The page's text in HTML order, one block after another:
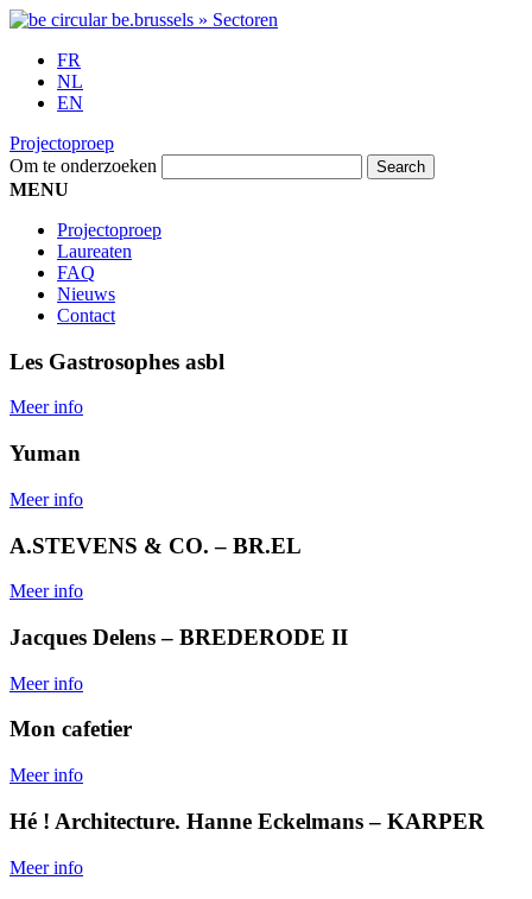
FR
NL
EN
Projectoproep
Om te onderzoeken
MENU
Projectoproep
Laureaten
FAQ
Nieuws
Contact
Les Gastrosophes asbl
Meer info
Yuman
Meer info
A.STEVENS & CO. – BR.EL
Meer info
Jacques Delens – BREDERODE II
Meer info
Mon cafetier
Meer info
Hé ! Architecture. Hanne Eckelmans – KARPER
Meer info